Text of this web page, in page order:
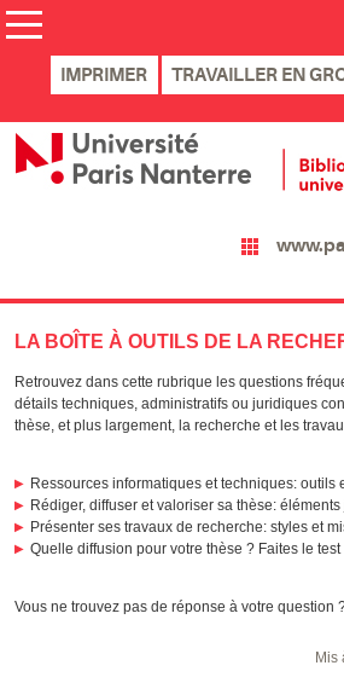
IMPRIMER TRAVAILLER EN
LA BOÎTE À OUTILS DE LA
Retrouvez dans cette rubrique les questions
détails techniques, administratifs ou juridiques
thèse, et plus largement, la recherche et les
Ressources informatiques et techniques: outils
Rédiger, diffuser et valoriser sa thèse:
Présenter ses travaux de recherche: styles et
Quelle diffusion pour votre thèse ? Faites le test
Vous ne trouvez pas de réponse à votre question
Mis